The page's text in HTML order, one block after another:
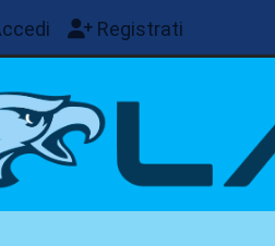
Registrati